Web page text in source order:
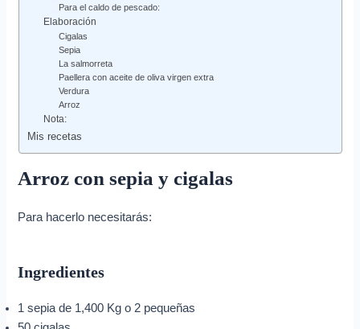
Para el caldo de pescado:
Elaboración
Cigalas
Sepia
La salmorreta
Paellera con aceite de oliva virgen extra
Verdura
Arroz
Nota:
Mis recetas
Arroz con sepia y cigalas
Para hacerlo necesitarás:
Ingredientes
1 sepia de 1,400 Kg o 2 pequeñas